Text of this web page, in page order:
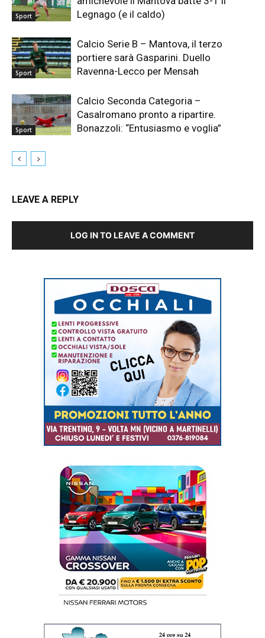
Sport
Legnago (e il caldo)
Sport
Calcio Serie B – Mantova, il terzo
portiere sarà Gasparini. Duello
Ravenna-Lecco per Mensah
Sport
Calcio Seconda Categoria –
Casalromano pronto a ripartire.
Bonazzoli: “Entusiasmo e voglia”
LEAVE A REPLY
LOG IN TO LEAVE A COMMENT